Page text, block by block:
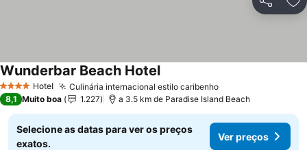
Partilhar
4 EstrelasHotel Culinária internacional estilo caribenho
Wunderbar Beach Hotel
8,1 Muito boa 1.227 a 3.5 km de Paradise Island Beach
Selecione as datas para ver os preços
exatos.
Ver preços